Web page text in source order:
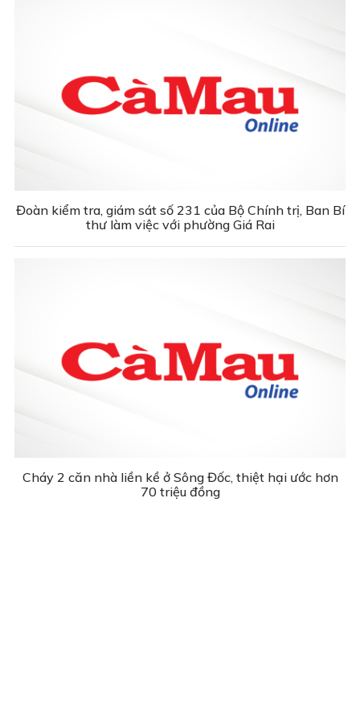
Đoàn kiểm tra, giám sát số 231 của Bộ Chính trị, Ban Bí
thư làm việc với phường Giá Rai
Cháy 2 căn nhà liền kề ở Sông Đốc, thiệt hại ước hơn
70 triệu đồng